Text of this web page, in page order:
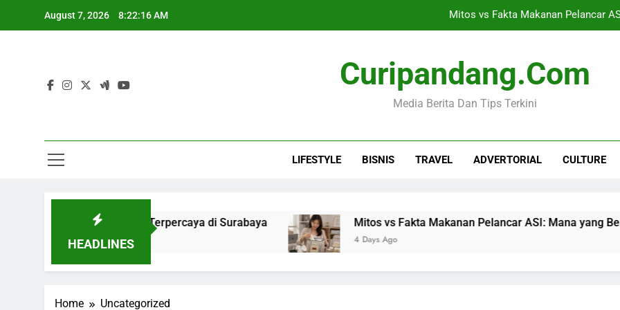
August 7, 2026 8:22:17 AM Mitos vs Fakta Makanan Pelancar
Tips Memilih Layanan Nomor Virtual
Ceria Multimedia, Vendor Sewa
Omah Taman Jogja, Jasa Landscape dan
Curipandang.com
Media Berita Dan Tips Terkini
LIFESTYLE BISNIS TRAVEL ADVERTORIAL CULTURE
HEADLINES
Sewa Alat Interpreter Terpercaya di Surabaya Mitos vs Fakta Makanan Pelancar ASI: Mana yang Benar
4 Days Ago
Home Uncategorized